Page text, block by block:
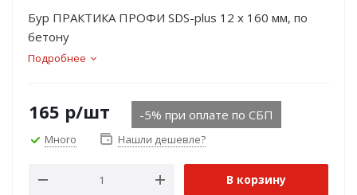
Бур ПРАКТИКА ПРОФИ SDS-plus 12 х 160 мм, по
бетону
Подробнее
165 р/шт -5% при оплате по СБП
Много Нашли дешевле?
В корзину